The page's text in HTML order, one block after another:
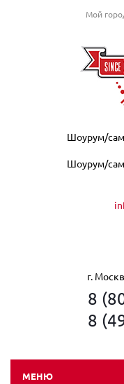
Мой
Шоурум/
Шоурум/
г.
8
8
МЕНЮ